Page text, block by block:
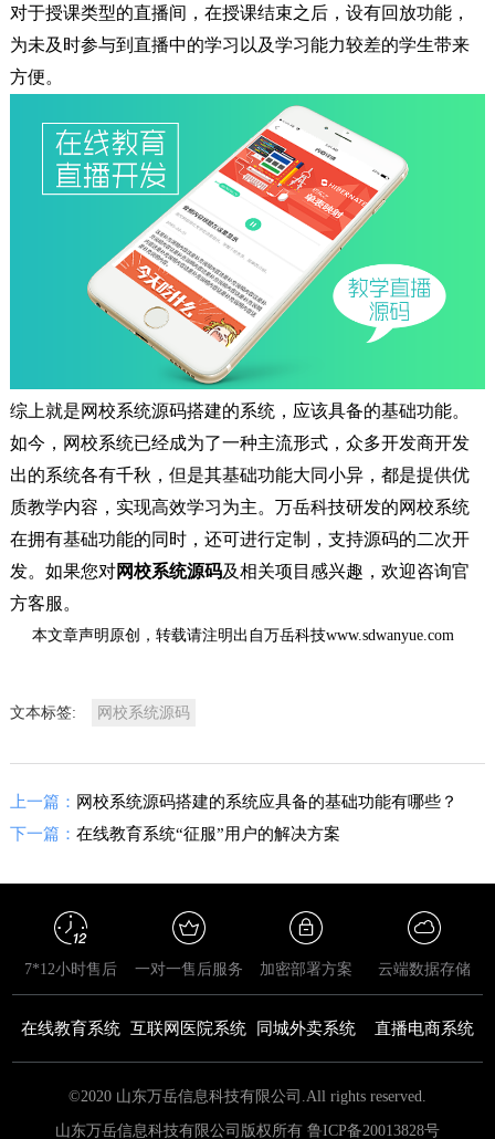
对于授课类型的直播间，在授课结束之后，设有回放功能，
为未及时参与到直播中的学习以及学习能力较差的学生带来
方便。
综上就是网校系统源码搭建的系统，应该具备的基础功能。
如今，网校系统已经成为了一种主流形式，众多开发商开发
出的系统各有千秋，但是其基础功能大同小异，都是提供优
质教学内容，实现高效学习为主。万岳科技研发的网校系统
在拥有基础功能的同时，还可进行定制，支持源码的二次开
发。如果您对网校系统源码及相关项目感兴趣，欢迎咨询官
方客服。
本文章声明原创，转载请注明出自万岳科技www.sdwanyue.com
文本标签: 网校系统源码
上一篇： 网校系统源码搭建的系统应具备的基础功能有哪些？
下一篇： 在线教育系统“征服”用户的解决方案
7*12小时售后 一对一售后服务 加密部署方案 云端数据存储
在线教育系统 互联网医院系统 同城外卖系统 直播电商系统
©2020 山东万岳信息科技有限公司.All rights reserved.
山东万岳信息科技有限公司版权所有 鲁ICP备20013828号